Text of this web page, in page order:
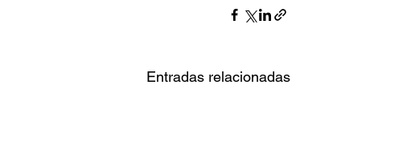
Entradas relacionadas